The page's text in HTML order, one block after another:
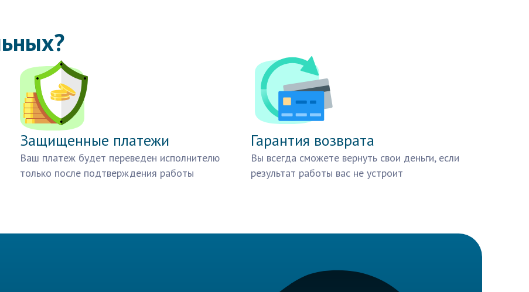
Защищенные платежи
Ваш платеж будет переведен исполнителю
только после подтверждения работы
Гарантия возврата
Вы всегда сможете вернуть свои деньги, если
результат работы вас не устроит